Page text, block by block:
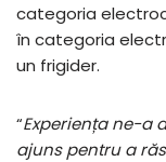
categoria
în categoria
un frigider.
“Experiența ne-a
ajuns pentru a ră